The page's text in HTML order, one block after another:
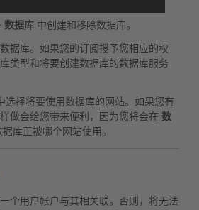
数据库 中创建和移除数据库。
据库。如果您的订阅授予您相应的权
类型和将要创建数据库的数据库服务
选择将要使用数据库的网站。如果您有
做会给您带来便利，因为您将会在 数
库正被哪个网站使用。
个用户帐户与其相关联。否则，将无法